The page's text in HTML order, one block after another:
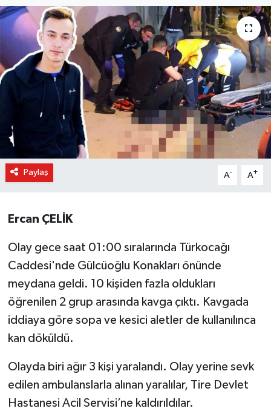
Paylaş A- A+
Ercan ÇELİK
Olay gece saat 01:00 sıralarında Türkocağı
Caddesi'nde Gülcüoğlu Konakları önünde
meydana geldi. 10 kişiden fazla oldukları
öğrenilen 2 grup arasında kavga çıktı. Kavgada
iddiaya göre sopa ve kesici aletler de kullanılınca
kan döküldü.
Olayda biri ağır 3 kişi yaralandı. Olay yerine sevk
edilen ambulanslarla alınan yaralılar, Tire Devlet
Hastanesi Acil Servisi’ne kaldırıldılar.
Haber Arşivi